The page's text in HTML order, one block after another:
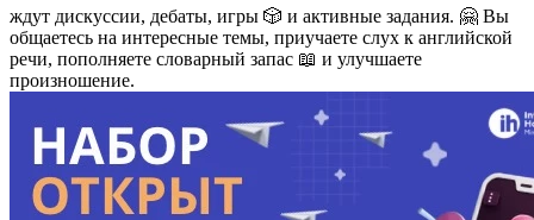
ждут дискуссии, дебаты, игры 🎲 и активные задания. 🤗 Вы
общаетесь на интересные темы, приучаете слух к английской
речи, пополняете словарный запас 📖 и улучшаете
произношение.